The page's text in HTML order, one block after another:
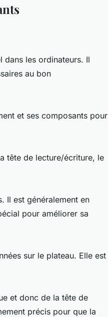
dans les ordinateurs. Il
au bon
et ses composants pour
tête de lecture/écriture, le
Il est généralement en
pour améliorer sa
sur le plateau. Elle est
et donc de la tête de
précis pour que la